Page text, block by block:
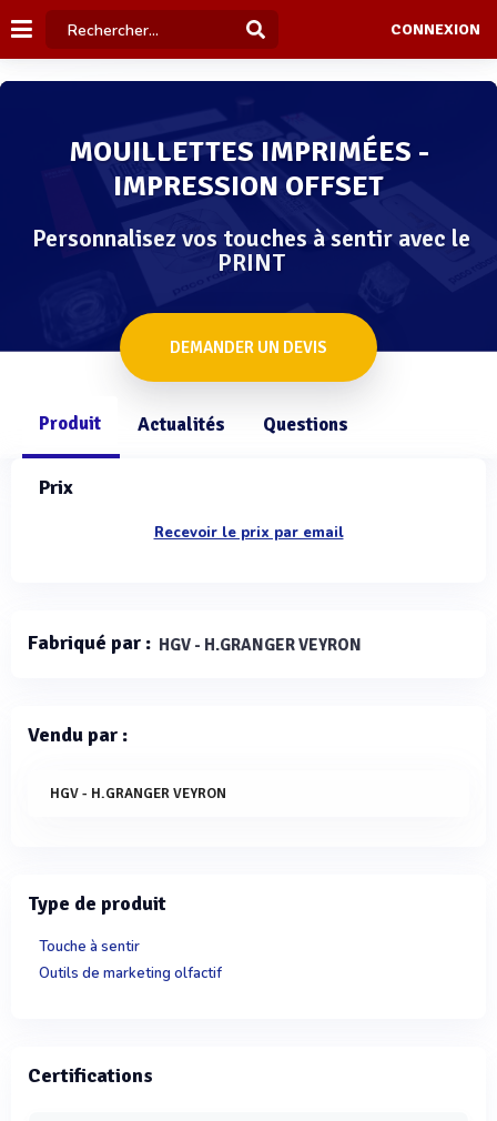
CONNEXION
MOUILLETTES IMPRIMÉES -
IMPRESSION OFFSET
Personnalisez vos touches à sentir avec le
PRINT
DEMANDER UN DEVIS
Produit Actualités Questions
Prix
Recevoir le prix par email
Fabriqué par : HGV - H.GRANGER VEYRON
Vendu par :
HGV - H.GRANGER VEYRON
Type de produit
Touche à sentir
Outils de marketing olfactif
Certifications